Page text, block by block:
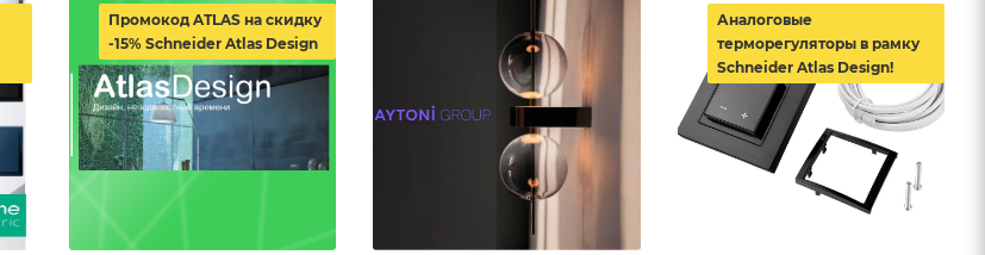
Промокод ATLAS на скидку
-15% Schneider Atlas Design
Аналоговые
терморегуляторы в рамку
Schneider Atlas Design!